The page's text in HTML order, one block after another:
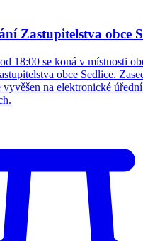
Zastupitelstva obce
18:00 se koná v místnosti
obce Sedlice.
na elektronické